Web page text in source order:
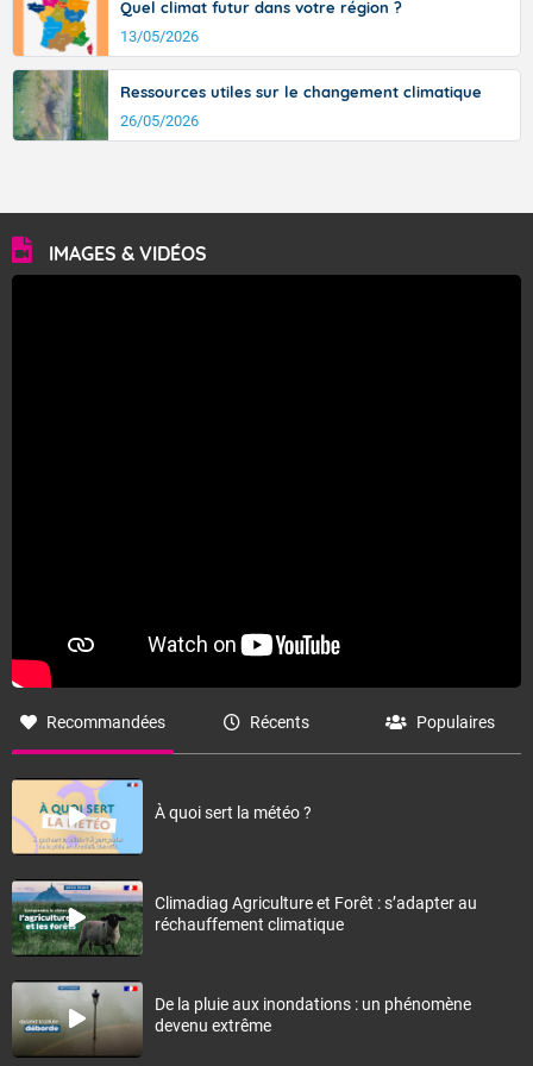
Quel climat futur dans votre région ?
13/05/2026
Ressources utiles sur le changement climatique
26/05/2026
IMAGES & VIDÉOS
Recommandées Récents Populaires
À quoi sert la météo ?
Climadiag Agriculture et Forêt : s’adapter au
réchauffement climatique
De la pluie aux inondations : un phénomène
devenu extrême